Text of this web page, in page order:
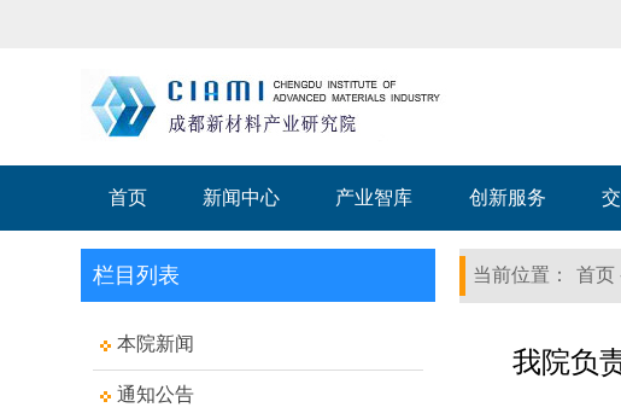
首页 新闻中心 产业智库 创新服务
栏目列表
本院新闻
通知公告
当前位置： 首页
我院负